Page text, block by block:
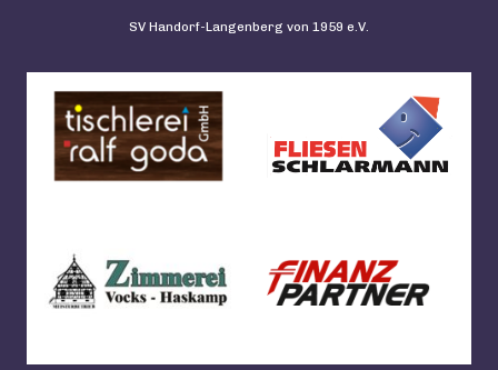
SV Handorf-Langenberg von 1959 e.V.